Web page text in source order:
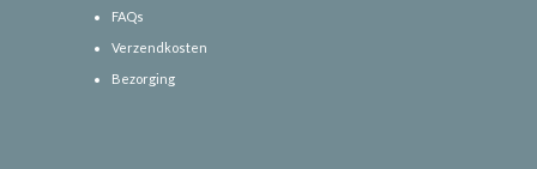
FAQs
Verzendkosten
Bezorging